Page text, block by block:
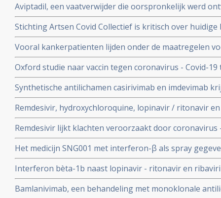
Nederlandse regering van ons eist.
Aviptadil, een vaatverwijder die oorspronkelijk werd
te behandelen geeft betere overleving bij ernstig zieke
procent versus 27 procent
Stichting Artsen Covid Collectief is kritisch over
het coronavirus - Covid-19 en pleit voor veel meer
Vooral kankerpatienten lijden onder de maatregelen
omdat hun behandelingen en diagnoses te lang
Oxford studie naar vaccin tegen coronavirus - Covid-
immuunrespons bij ouderen (55+), de groep met het
Synthetische antilichamen casirivimab en imdevimab
authorization (EUA) voor gebruik bij patienten besmet
met milde klachten
Remdesivir, hydroxychloroquine, lopinavir / ritonavir
geen effect als behandeling van patienten
coronabesmetting.
Remdesivir lijkt klachten veroorzaakt door coronavirus
maar is weinig bewijs voor.
Het medicijn SNG001 met interferon-β als spray
bij patienten besmet met het coronavirus - Covid-19
ziekenhuis.
Interferon bèta-1b naast lopinavir - ritonavir en
behandeling van patiënten met COVID-19 dan
Interferon bèta-1b
Bamlanivimab, een behandeling met monoklonale